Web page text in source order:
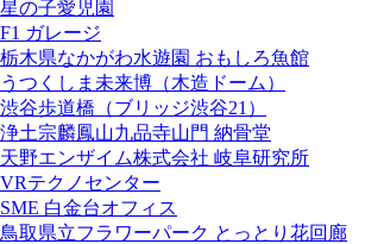
星の子愛児園
F1 ガレージ
栃木県なかがわ水遊園 おもしろ魚館
うつくしま未来博（木造ドーム）
渋谷歩道橋（ブリッジ渋谷21）
浄土宗麟鳳山九品寺山門 納骨堂
天野エンザイム株式会社 岐阜研究所
VRテクノセンター
SME 白金台オフィス
鳥取県立フラワーパーク とっとり花回廊